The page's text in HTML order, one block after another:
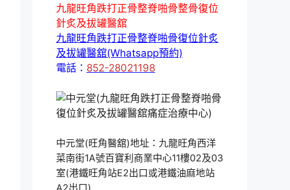
九龍旺角跌打正骨整脊啪骨整骨復位
針炙及拔罐醫舘
九龍旺角跌打正骨整脊啪骨復位針炙
及拔罐醫舘(Whatsapp預約)
電話： 852-28021198
中元堂(旺角醫舘)地址：九龍旺角西洋
菜南街1A號百寶利商業中心11樓02及03
室(港鐵旺角站E2出口或港鐵油麻地站
A2出口)